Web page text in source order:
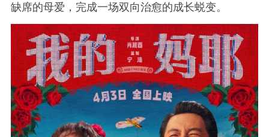
缺席的母爱，完成一场双向治愈的成长蜕变。